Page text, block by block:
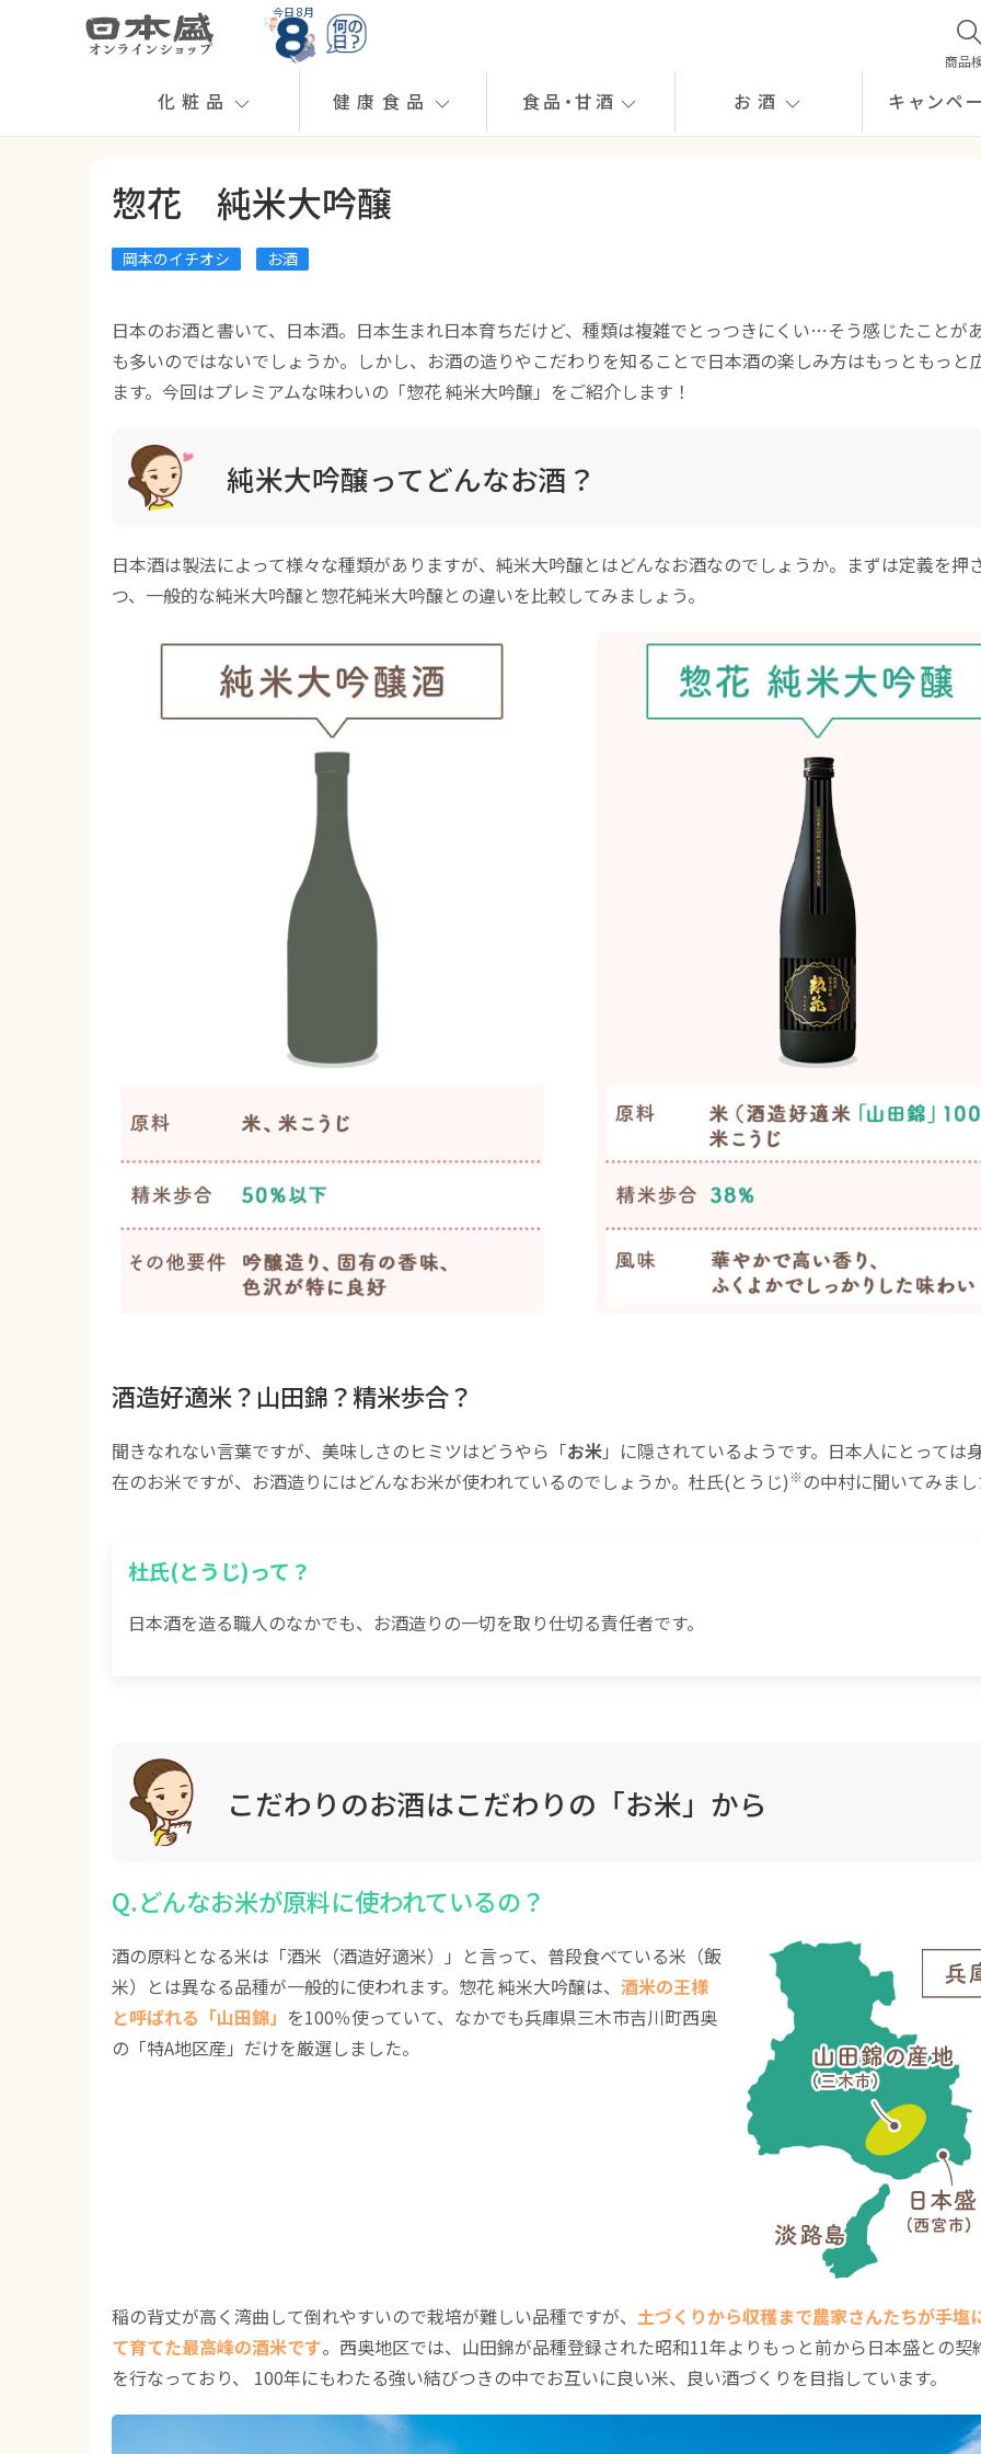
今日 8月
商品
化粧品 健康食品 食品・甘酒 お酒 キャンペ
惣花 純米大吟醸
岡本のイチオシ お酒
日本のお酒と書いて、日本酒。日本生まれ日本育ちだけど、種類は複雑でとっつきにくい…そう感じたことが
も多いのではないでしょうか。しかし、お酒の造りやこだわりを知ることで日本酒の楽しみ方はもっともっと
ます。今回はプレミアムな味わいの「惣花 純米大吟醸」をご紹介します！
純米大吟醸ってどんなお酒？
日本酒は製法によって様々な種類がありますが、純米大吟醸とはどんなお酒なのでしょうか。まずは定義を押
つ、一般的な純米大吟醸と惣花純米大吟醸との違いを比較してみましょう。
酒造好適米？山田錦？精米歩合？
聞きなれない言葉ですが、美味しさのヒミツはどうやら「お米」に隠されているようです。日本人にとっては
在のお米ですが、お酒造りにはどんなお米が使われているのでしょうか。杜氏(とうじ)※の中村に聞いてみま
杜氏(とうじ)って？
日本酒を造る職人のなかでも、お酒造りの一切を取り仕切る責任者です。
こだわりのお酒はこだわりの「お米」から
Q.どんなお米が原料に使われているの？
酒の原料となる米は「酒米（酒造好適米）」と言って、普段食べている米（飯
米）とは異なる品種が一般的に使われます。惣花 純米大吟醸は、 酒米の王様
と呼ばれる「山田錦」 を100％使っていて、なかでも兵庫県三木市吉川町西奥
の「特A地区産」だけを厳選しました。
稲の背丈が高く湾曲して倒れやすいので栽培が難しい品種ですが、 土づくりから収穫まで農家さんたちが手塩
て育てた最高峰の酒米です。西奥地区では、山田錦が品種登録された昭和11年よりもっと前から日本盛との契
を行なっており、 100年にもわたる強い結びつきの中でお互いに良い米、良い酒づくりを目指しています。